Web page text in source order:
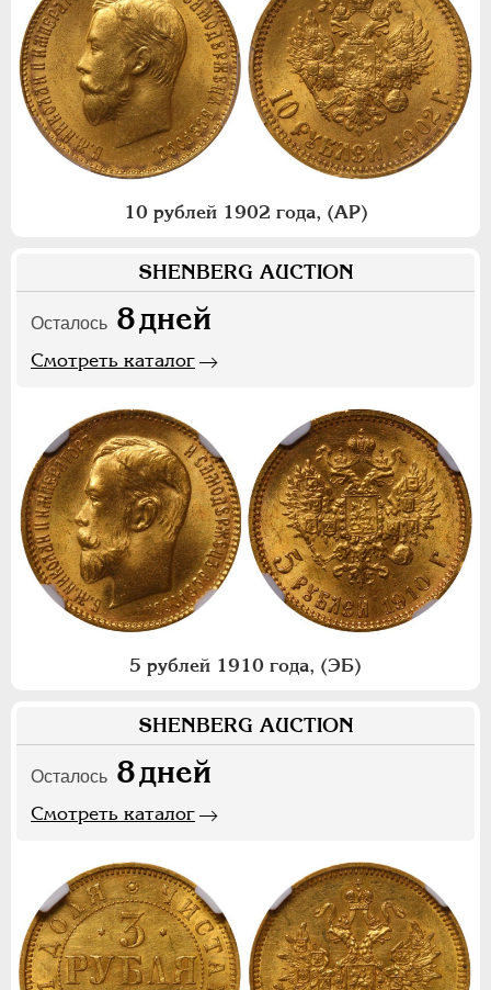
10 рублей 1902 года, (АР)
SHENBERG AUCTION
Осталось 8дней
Смотреть каталог
5 рублей 1910 года, (ЭБ)
SHENBERG AUCTION
Осталось 8дней
Смотреть каталог